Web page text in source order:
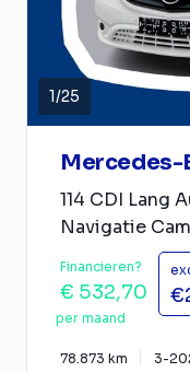
1/25
Mercedes-
114 CDI Lang
Navigatie
Financieren?
€ 532,70
per maand
78.873 km 3-